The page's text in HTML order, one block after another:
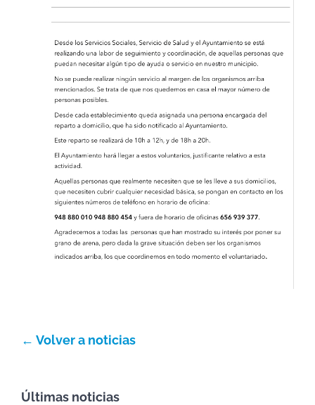
Argazkiak
Idatziguzu
← Volver a noticias
Últimas noticias